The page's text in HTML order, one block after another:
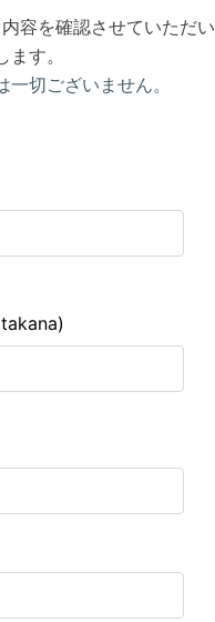
容を確認させていただい
す。
切ございません。